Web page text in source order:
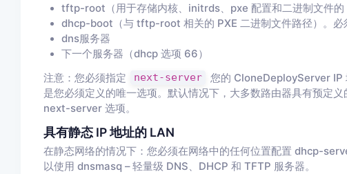
tftp-root（用于存储内核、initrds、pxe 配置和二进制文件
dhcp-boot（与 tftp-root 相关的 PXE 二进制文件路径）。必
dns服务器
下一个服务器（dhcp 选项 66）
注意：您必须指定
next-server
您的 CloneDeployServer IP
是您必须定义的唯一选项。默认情况下，大多数路由器具有预定
next-server 选项。
具有静态 IP 地址的 LAN
在静态网络的情况下：您必须在网络中的任何位置配置 dhcp-
以使用 dnsmasq – 轻量级 DNS、DHCP 和 TFTP 服务器。